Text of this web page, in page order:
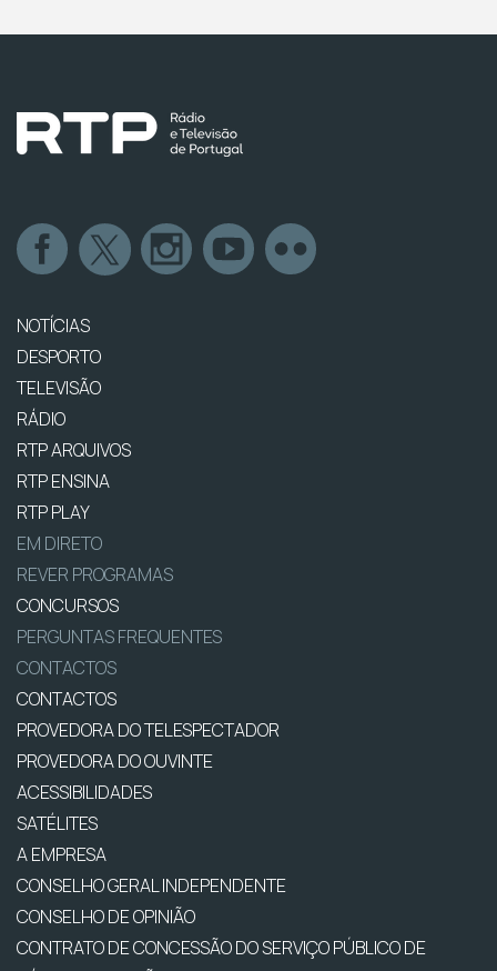
NOTÍCIAS
DESPORTO
TELEVISÃO
RÁDIO
RTP ARQUIVOS
RTP ENSINA
RTP PLAY
EM DIRETO
REVER PROGRAMAS
CONCURSOS
PERGUNTAS FREQUENTES
CONTACTOS
CONTACTOS
PROVEDORA DO TELESPECTADOR
PROVEDORA DO OUVINTE
ACESSIBILIDADES
SATÉLITES
A EMPRESA
CONSELHO GERAL INDEPENDENTE
CONSELHO DE OPINIÃO
CONTRATO DE CONCESSÃO DO SERVIÇO PÚBLICO DE